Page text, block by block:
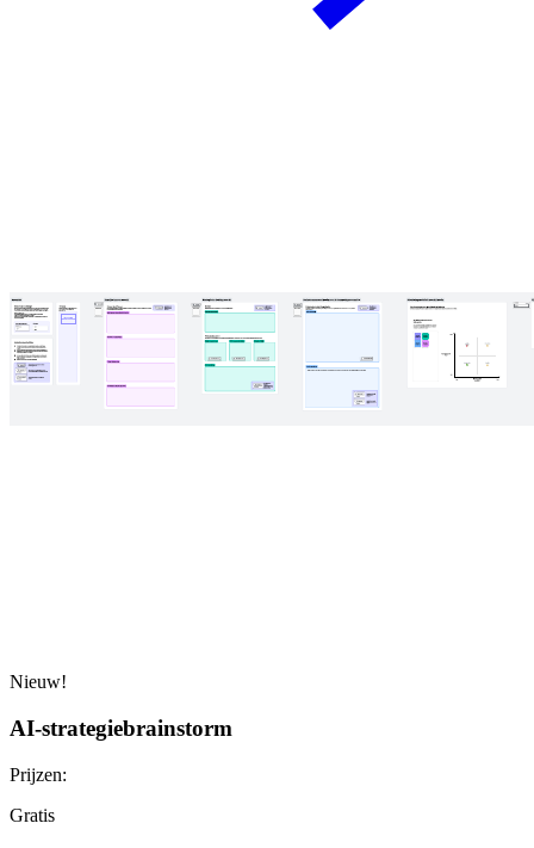
Nieuw!
AI-strategiebrainstorm
Prijzen:
Gratis